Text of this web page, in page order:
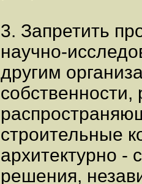
3. Запретить
научно-
другим
строительные
архитектурно -
решения,